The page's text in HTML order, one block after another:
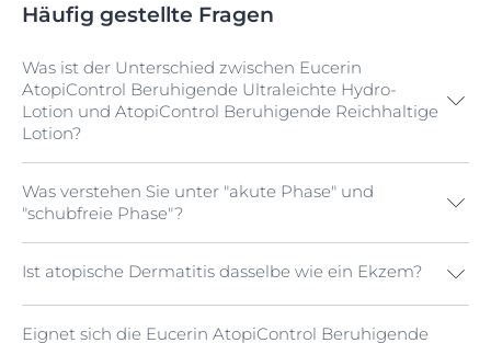
Häufig gestellte Fragen
Was ist der Unterschied zwischen Eucerin
AtopiControl Beruhigende Ultraleichte Hydro-
Lotion und AtopiControl Beruhigende Reichhaltige
Lotion?
Sowohl die Beruhigende Ultraleichte Hydro-Lotion als
auch die Beruhigende Reichhaltige Lotion sind ideal
für die Anwendung bei atopischer Haut am ganzen
Körper. Sie sind beide wirksam bei der Beruhigung der
Haut und der Unterstützung ihrer natürlichen
Barrierefunktion. Die Wahl des richtigen Produkts
hängt von der bevorzugten Textur ab: Die Lotion ist
Was verstehen Sie unter "akute Phase" und
"schubfreie Phase"?
Typischerweise kennzeichnet sich eine Neurodermitis
Ist atopische Dermatitis dasselbe wie ein Ekzem?
Dermatitis und Ekzem sind ein und dasselbe, sie sind
Eignet sich die Eucerin AtopiControl Beruhigende